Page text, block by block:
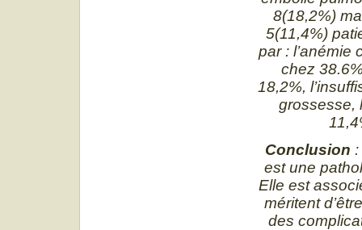
8(18,2%)
5(11,4%)
par : l’anémie
chez
18,2%,
grossesse,
Conclusion
est une
Elle est
méritent
des